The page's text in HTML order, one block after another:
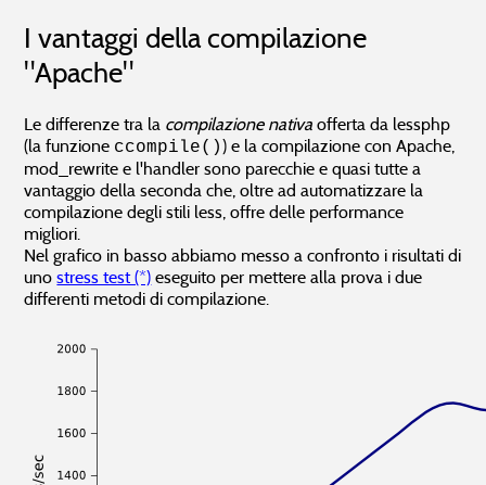
I vantaggi della compilazione
"Apache"
Le differenze tra la compilazione nativa offerta da lessphp
(la funzione ccompile()) e la compilazione con Apache,
mod_rewrite e l'handler sono parecchie e quasi tutte a
vantaggio della seconda che, oltre ad automatizzare la
compilazione degli stili less, offre delle performance
migliori.
Nel grafico in basso abbiamo messo a confronto i risultati di
unostress test (*) eseguito per mettere alla prova i due
differenti metodi di compilazione.